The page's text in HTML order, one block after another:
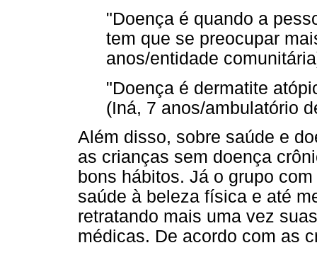
"Doença é quando a
tem que se preocupar
anos/entidade
"Doença é dermatite
(Iná, 7 anos/ambulatório
Além disso, sobre saúde e
as crianças sem doença
bons hábitos. Já o grupo
saúde à beleza física e até
retratando mais uma vez
médicas. De acordo com as